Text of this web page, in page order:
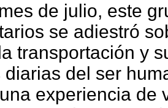
de julio, este
se adiestró
transportación y
del ser
experiencia de